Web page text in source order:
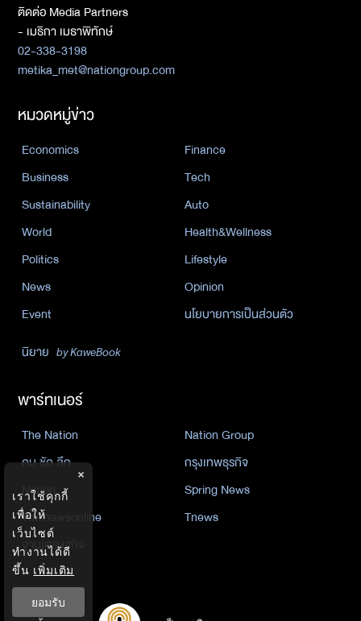
ติดต่อ Media Partners
- เมธิกา เมธาพิทักษ์
02-338-3198
metika_met@nationgroup.com
หมวดหมู่ข่าว
Economics
Finance
Business
Tech
Sustainability
Auto
World
Health&Wellness
Politics
Lifestyle
News
Opinion
Event
นโยบายการเป็นส่วนตัว
นิยาย by KaweBook
พาร์ทเนอร์
The Nation
Nation Group
คม ชัด ลึก
กรุงเทพธุรกิจ
Nation
Spring News
Thainewsonline
Tnews
ฐานเศรษฐกิจ
×
เราใช้คุกกี้
เพื่อให้
เว็บไซต์
ทำงานได้ดี
ขึ้น เพิ่มเติม
ยอมรับ